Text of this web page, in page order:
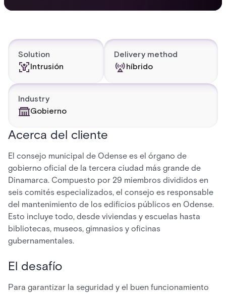
Solution
Intrusión
Delivery method
híbrido
Industry
Gobierno
Acerca del cliente
El consejo municipal de Odense es el órgano de
gobierno oficial de la tercera ciudad más grande de
Dinamarca. Compuesto por 29 miembros divididos en
seis comités especializados, el consejo es responsable
del mantenimiento de los edificios públicos en Odense.
Esto incluye todo, desde viviendas y escuelas hasta
bibliotecas, museos, gimnasios y oficinas
gubernamentales.
El desafío
Para garantizar la seguridad y el buen funcionamiento